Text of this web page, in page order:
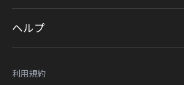
ヘルプ
利用規約